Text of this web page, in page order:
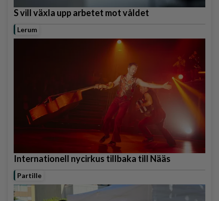
S vill växla upp arbetet mot våldet
Lerum
Internationell nycirkus tillbaka till Nääs
Partille